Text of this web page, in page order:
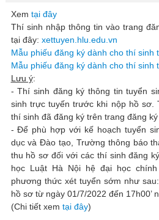
Xem tại đây
Thí sinh nhập thông tin vào trang
tại đây: xettuyen.hlu.edu.vn
Mẫu phiếu đăng ký dành cho thí sinh
Mẫu phiếu đăng ký dành cho thí sinh
Lưu ý:
- Thí sinh đăng ký thông tin tuyển
sinh trực tuyến trước khi nộp hồ sơ.
thí sinh đã đăng ký trên trang đăng
- Để phù hợp với kế hoạch tuyển
dục và Đào tạo, Trường thông báo
thu hồ sơ đối với các thí sinh đăng
học Luật Hà Nội hệ đại học
phương thức xét tuyển sớm như
hồ sơ từ ngày 01/7/2022 đến 17h00’
(Chi tiết xem tại đây)